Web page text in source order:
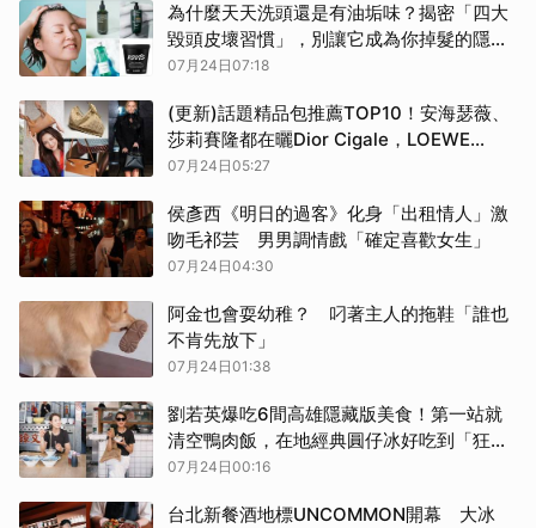
為什麼天天洗頭還是有油垢味？揭密「四大
毀頭皮壞習慣」，別讓它成為你掉髮的隱形
兇手！2026最新頭皮養護清單快筆記
07月24日07:18
(更新)話題精品包推薦TOP10！安海瑟薇、
莎莉賽隆都在曬Dior Cigale，LOEWE
Scarf太夢幻…Gucci 鏈帶包鬆弛高級
07月24日05:27
侯彥西《明日的過客》化身「出租情人」激
吻毛祁芸 男男調情戲「確定喜歡女生」
07月24日04:30
阿金也會耍幼稚？ 叼著主人的拖鞋「誰也
不肯先放下」
07月24日01:38
劉若英爆吃6間高雄隱藏版美食！第一站就
清空鴨肉飯，在地經典圓仔冰好吃到「狂喊
再一碗」
07月24日00:16
台北新餐酒地標UNCOMMON開幕 大冰